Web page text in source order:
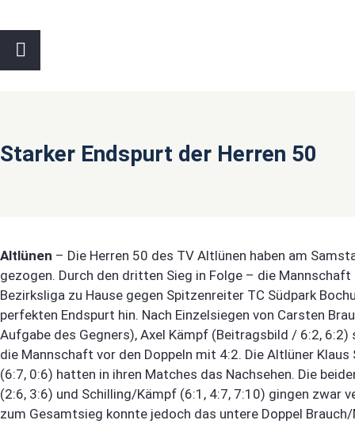
Starker Endspurt der Herren 50
Altlünen – Die Herren 50 des TV Altlünen haben am
gezogen. Durch den dritten Sieg in Folge – die
Bezirksliga zu Hause gegen Spitzenreiter TC Südpark
perfekten Endspurt hin. Nach Einzelsiegen von Carsten
Aufgabe des Gegners), Axel Kämpf (Beitragsbild / 6:2,
die Mannschaft vor den Doppeln mit 4:2. Die Altlüner
(6:7, 0:6) hatten in ihren Matches das Nachsehen. Die
(2:6, 3:6) und Schilling/Kämpf (6:1, 4:7, 7:10) gingen zwar
zum Gesamtsieg konnte jedoch das untere Doppel